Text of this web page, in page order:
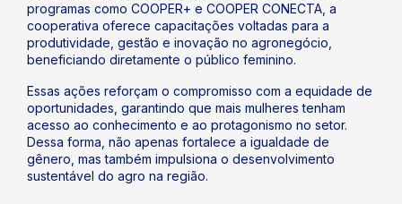
programas como COOPER+ e COOPER CONECTA, a
cooperativa oferece capacitações voltadas para a
produtividade, gestão e inovação no agronegócio,
beneficiando diretamente o público feminino.
Essas ações reforçam o compromisso com a equidade de
oportunidades, garantindo que mais mulheres tenham
acesso ao conhecimento e ao protagonismo no setor.
Dessa forma, não apenas fortalece a igualdade de
gênero, mas também impulsiona o desenvolvimento
sustentável do agro na região.